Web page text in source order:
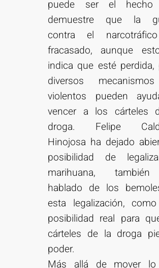
puede ser el hecho
demuestre que la
contra el
fracasado, aunque
indica que esté perdida,
diversos
violentos pueden
vencer a los cárteles
droga. Felipe
Hinojosa ha dejado
posibilidad de
marihuana,
hablado de los
esta legalización,
posibilidad real para
cárteles de la droga
poder.
Más allá de mover